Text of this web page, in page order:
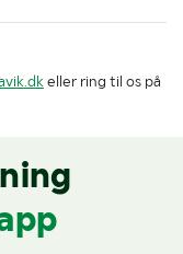
eller ring til os på